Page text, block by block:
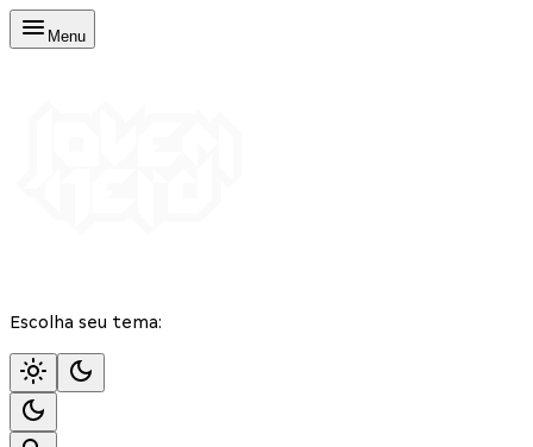
Menu
Escolha seu tema: